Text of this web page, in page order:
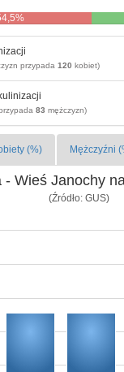
przypada 120 kobiet)
83 mężczyzn)
(%) Mężczyźni
- Wieś Janochy
(Źródło: GUS)